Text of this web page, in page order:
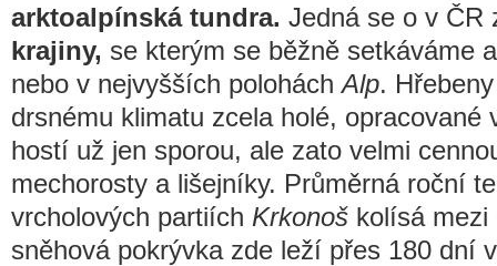
arktoalpínská tundra. Jedná se o v ČR
krajiny, se kterým se běžně setkáváme
nebo v nejvyšších poloháchAlp.
drsnému klimatu zcela holé, opracované
hostí už jen sporou, ale zato velmi
mechorosty a lišejníky. Průměrná roční
vrcholových partiích Krkonoš kolísá mezi
sněhová pokrývka zde leží přes 180 dní